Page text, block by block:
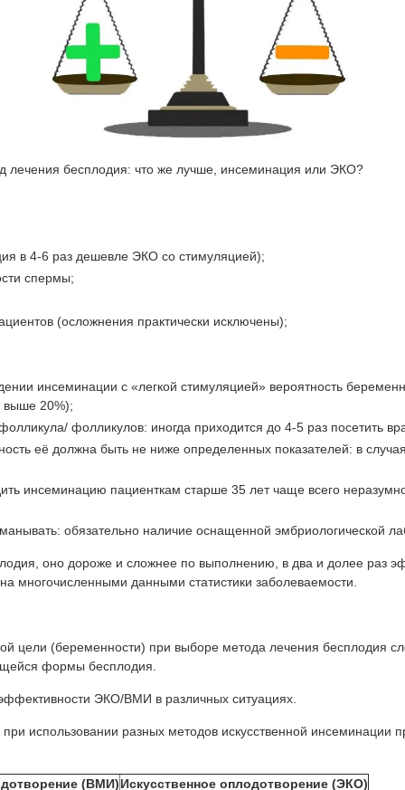
лечения бесплодия: что же лучше, инсеминация или ЭКО?
в 4-6 раз дешевле ЭКО со стимуляцией);
спермы;
(осложнения практически исключены);
инсеминации с «легкой стимуляцией» вероятность
выше 20%);
фолликулов: иногда приходится до 4-5 раз посетить
её должна быть не ниже определенных показателей: в
инсеминацию пациенткам старше 35 лет чаще всего
обязательно наличие оснащенной эмбриологической
оно дороже и сложнее по выполнению, в два и долее раз
многочисленными данными статистики заболеваемости.
цели (беременности) при выборе метода лечения бесплодия
формы бесплодия.
ЭКО/ВМИ в различных ситуациях.
использовании разных методов искусственной инсеминации
(ВМИ)Искусственное оплодотворение (ЭКО)